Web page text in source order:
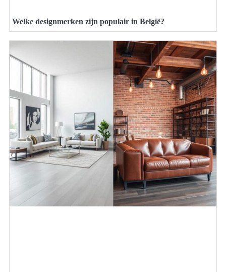
Welke designmerken zijn populair in België?